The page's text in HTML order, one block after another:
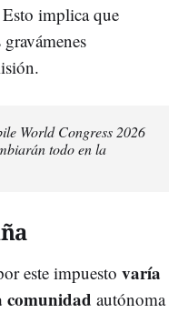
implica que
World Congress 2026
todo en la
este impuesto varía
comunidad autónoma